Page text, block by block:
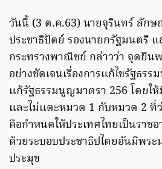
วันนี้ (3 ต.ค.63) นายจุรินทร์ ลัก
ประชาธิปัตย์ รองนายกรัฐมนตรี
กระทรวงพาณิชย์ กล่าวว่า จุดยืน
อย่างชัดเจนเรื่องการแก้ไขรัฐธร
แก้รัฐธรรมนูญมาตรา 256 โดยใ
และไม่แตะหมวด 1 กับหมวด 2 ที่
คือกำหนดให้ประเทศไทยเป็นราช
ด้วยระบอบประชาธิปไตยอันมีพร
ประมุข